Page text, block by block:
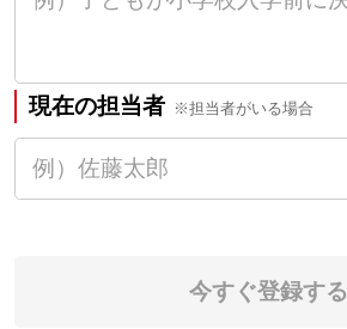
現在の担当者 ※担当者がいる場合
今すぐ登録する